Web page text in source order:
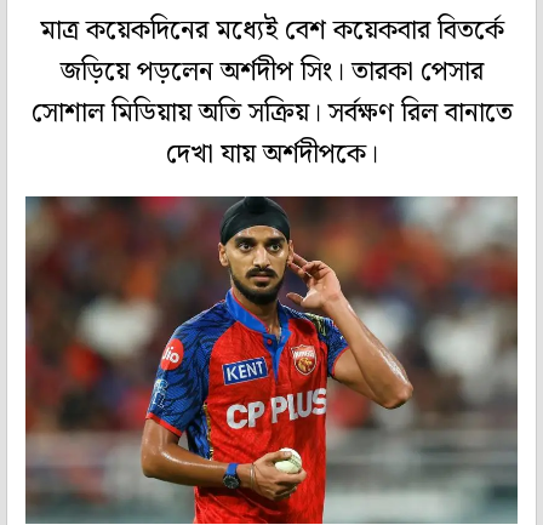
মাত্র কয়েকদিনের মধ্যেই বেশ কয়েকবার বিতর্কে
জড়িয়ে পড়লেন অর্শদীপ সিং। তারকা পেসার
সোশাল মিডিয়ায় অতি সক্রিয়। সর্বক্ষণ রিল বানাতে
দেখা যায় অর্শদীপকে।